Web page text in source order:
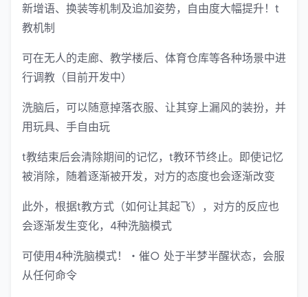
新增语、换装等机制及追加姿势，自由度大幅提升！t
教机制
可在无人的走廊、教学楼后、体育仓库等各种场景中进
行调教（目前开发中）
洗脑后，可以随意掉落衣服、让其穿上漏风的装扮，并
用玩具、手自由玩
t教结束后会清除期间的记忆，t教环节终止。即使记忆
被消除，随着逐渐被开发，对方的态度也会逐渐改变
此外，根据t教方式（如何让其起飞），对方的反应也
会逐渐发生变化，4种洗脑模式
可使用4种洗脑模式！・催○ 处于半梦半醒状态，会服
从任何命令